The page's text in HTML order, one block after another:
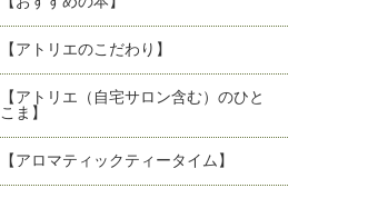
【アトリエのこだわり】
【アトリエ（自宅サロン含む）のひと
こま】
【アロマティックティータイム】